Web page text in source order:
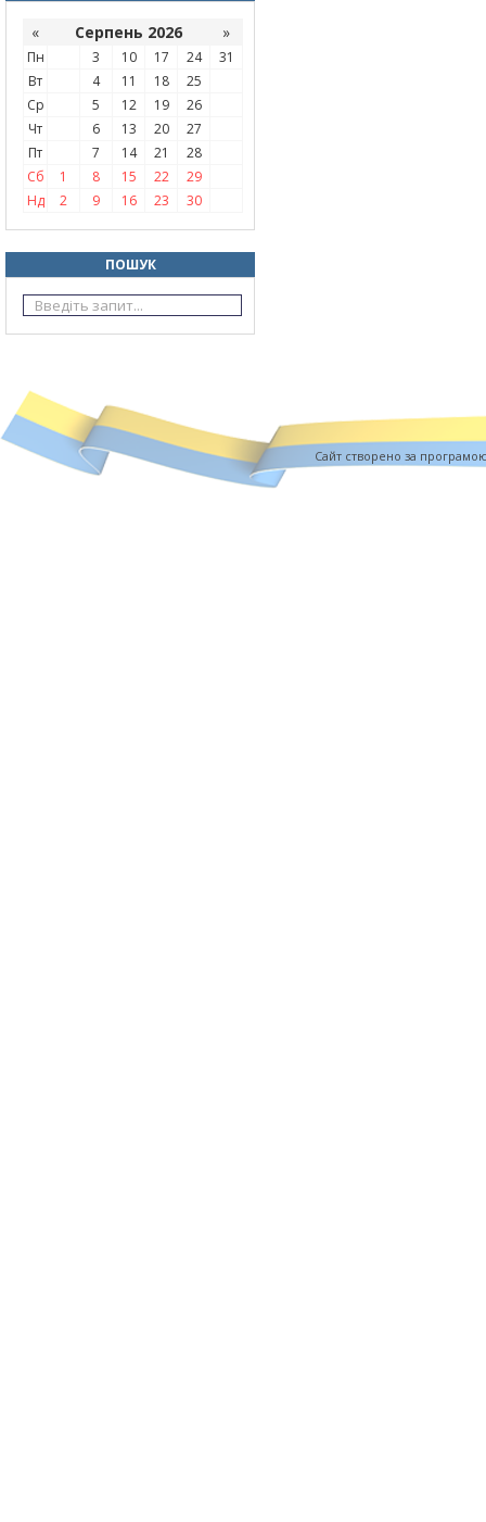
« Серпень 2026 »
Пн 3 10 17 24
31
Вт
4 11 18
25
Ср
5 12 19
26
Чт
6 13 20
27
Пт
7 14 21
28
Сб
1 8 15 22
29
Нд
2 9 16 23 30
ПОШУК
Cайт створено за